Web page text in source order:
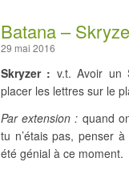
Batana –
29 mai 2016
Skryzer : v.t. Avoir un
placer les lettres sur le
Par extension : quand
tu n’étais pas, penser
été génial à ce moment.